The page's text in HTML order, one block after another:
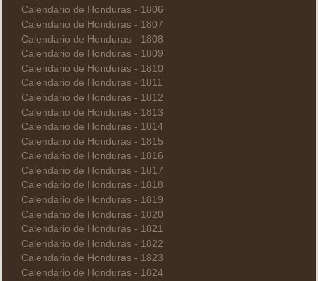
Calendario de Honduras - 1806
Calendario de Honduras - 1807
Calendario de Honduras - 1808
Calendario de Honduras - 1809
Calendario de Honduras - 1810
Calendario de Honduras - 1811
Calendario de Honduras - 1812
Calendario de Honduras - 1813
Calendario de Honduras - 1814
Calendario de Honduras - 1815
Calendario de Honduras - 1816
Calendario de Honduras - 1817
Calendario de Honduras - 1818
Calendario de Honduras - 1819
Calendario de Honduras - 1820
Calendario de Honduras - 1821
Calendario de Honduras - 1822
Calendario de Honduras - 1823
Calendario de Honduras - 1824